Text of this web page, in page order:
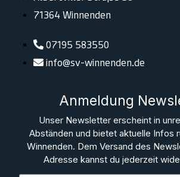
71364 Winnenden
07195 583550
info@sv-winnenden.de
Anmeldung
Unser Newsletter erscheint in
Abständen und bietet aktuelle Infos
Winnenden. Dem Versand des
Adresse kannst du jederzeit